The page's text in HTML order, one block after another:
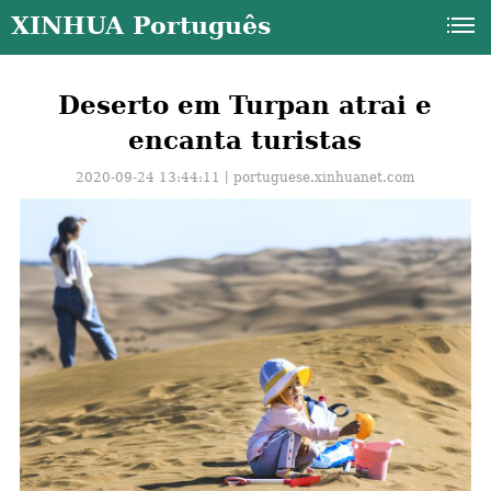
XINHUA Português
Deserto em Turpan atrai e
encanta turistas
2020-09-24 13:44:11丨portuguese.xinhuanet.com